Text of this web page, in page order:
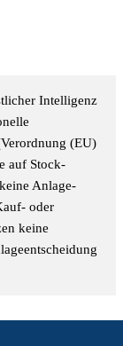
Intelligenz
(EU)
auf Stock-
Anlage-
oder
keine